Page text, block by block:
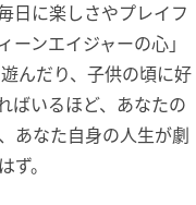
日に楽しさやプレイフ
ンエイジャーの心」
んだり、子供の頃に好
ばいるほど、あなたの
あなた自身の人生が劇
。